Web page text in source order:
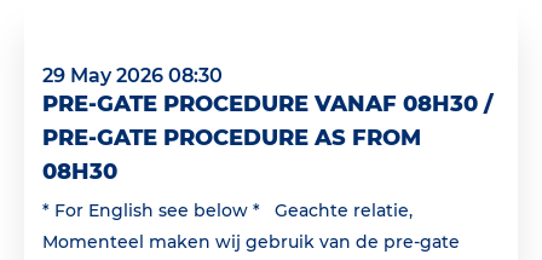
29 May 2026 08:30
PRE-GATE PROCEDURE VANAF 08H30 /
PRE-GATE PROCEDURE AS FROM
08H30
* For English see below * Geachte relatie,
Momenteel maken wij gebruik van de pre-gate